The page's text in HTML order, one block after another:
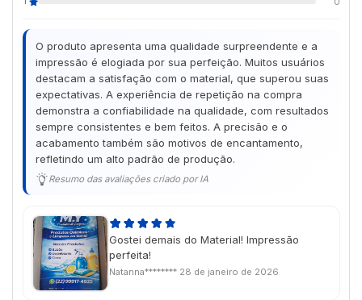
O produto apresenta uma qualidade surpreendente e a
impressão é elogiada por sua perfeição. Muitos usuários
destacam a satisfação com o material, que superou suas
expectativas. A experiência de repetição na compra
demonstra a confiabilidade na qualidade, com resultados
sempre consistentes e bem feitos. A precisão e o
acabamento também são motivos de encantamento,
refletindo um alto padrão de produção.
Resumo das avaliações criado por IA
Gostei demais do Material! Impressão
perfeita!
Natanna******** 28 de janeiro de 2026